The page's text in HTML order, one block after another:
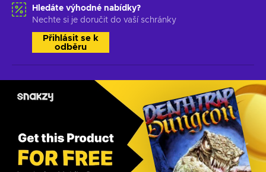
Hledáte výhodné nabídky?
Nechte si je doručit do vaší schránky
Přihlásit se k
odběru